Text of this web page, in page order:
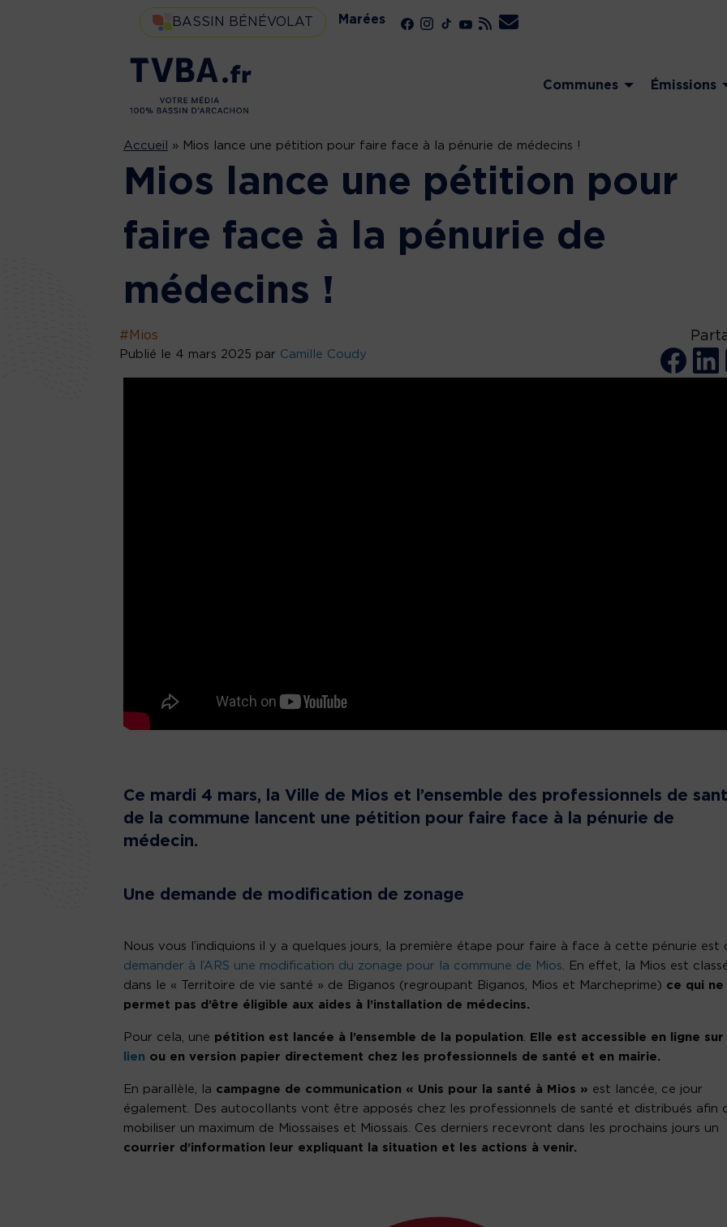
BASSIN BÉNÉVOLAT Marées
Communes Émissions
Accueil » Mios lance une pétition pour faire face à la pénurie de médecins !
Mios lance une pétition pour
faire face à la pénurie de
médecins !
#Mios
Publié le 4 mars 2025 par Camille Coudy
Ce mardi 4 mars, la Ville de Mios et l’ensemble des professionnels de
de la commune lancent une pétition pour faire face à la pénurie de
médecin.
Une demande de modification de zonage
Nous vous l’indiquions il y a quelques jours, la première étape pour faire à face à cette pénurie est
demander à l’ARS une modification du zonage pour la commune de Mios. En effet, la Mios est
dans le « Territoire de vie santé » de Biganos (regroupant Biganos, Mios et Marcheprime) ce qui ne
permet pas d’être éligible aux aides à l’installation de médecins.
Pour cela, une pétition est lancée à l’ensemble de la population. Elle est accessible en ligne sur
lien ou en version papier directement chez les professionnels de santé et en mairie.
En parallèle, la campagne de communication « Unis pour la santé à Mios » est lancée, ce jour
également. Des autocollants vont être apposés chez les professionnels de santé et distribués afin
mobiliser un maximum de Miossaises et Miossais. Ces derniers recevront dans les prochains jours un
courrier d’information leur expliquant la situation et les actions à venir.